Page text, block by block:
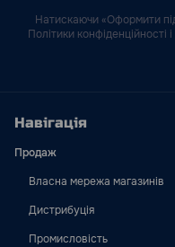
Натискаючи «Оформити
Політики
Навігація
Продаж
Власна мережа магазинів
Дистрибуція
Промисловість